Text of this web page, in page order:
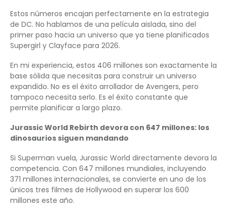
Estos números encajan perfectamente en la estrategia
de DC. No hablamos de una película aislada, sino del
primer paso hacia un universo que ya tiene planificados
Supergirl y Clayface para 2026.
En mi experiencia, estos 406 millones son exactamente la
base sólida que necesitas para construir un universo
expandido. No es el éxito arrollador de Avengers, pero
tampoco necesita serlo. Es el éxito constante que
permite planificar a largo plazo.
Jurassic World Rebirth devora con 647 millones: los
dinosaurios siguen mandando
Si Superman vuela, Jurassic World directamente devora la
competencia. Con 647 millones mundiales, incluyendo
371 millones internacionales, se convierte en uno de los
únicos tres filmes de Hollywood en superar los 600
millones este año.